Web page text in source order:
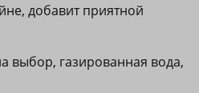
добавит приятной
выбор, газированная вода,